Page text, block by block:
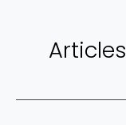
Articles